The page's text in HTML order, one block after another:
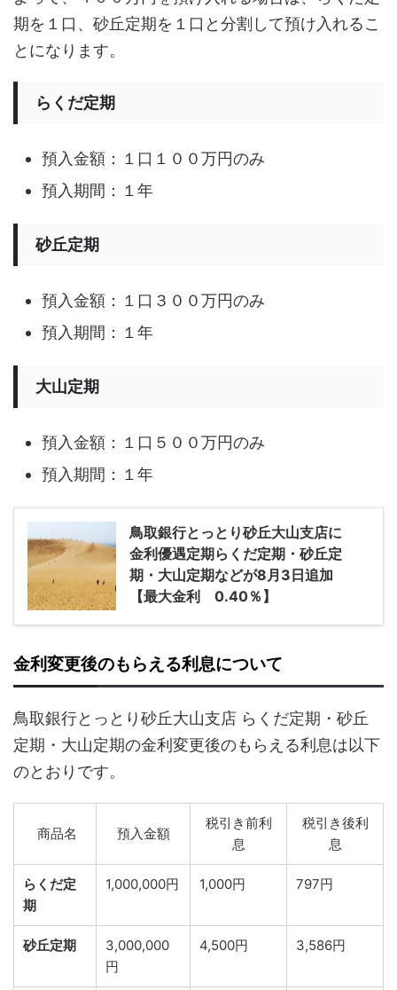
期を１口、砂丘定期を１口と分割して預け入れるこ
とになります。
らくだ定期
預入金額：１口１００万円のみ
預入期間：１年
砂丘定期
預入金額：１口３００万円のみ
預入期間：１年
大山定期
預入金額：１口５００万円のみ
預入期間：１年
鳥取銀行とっとり砂丘大山支店に
金利優遇定期らくだ定期・砂丘定
期・大山定期などが8月3日追加
【最大金利 0.40％】
金利変更後のもらえる利息について
鳥取銀行とっとり砂丘大山支店 らくだ定期・砂丘
定期・大山定期の金利変更後のもらえる利息は以下
のとおりです。
商品名 預入金額
税引き前利
息
税引き後利
息
らくだ定
期
1,000,000円 1,000円 797円
砂丘定期
3,000,000
円
4,500円 3,586円